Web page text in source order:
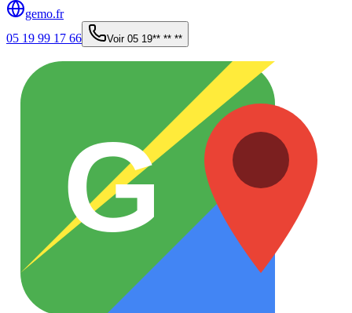
gemo.fr
05 19 99 17 66
Voir 05 19** ** **
G